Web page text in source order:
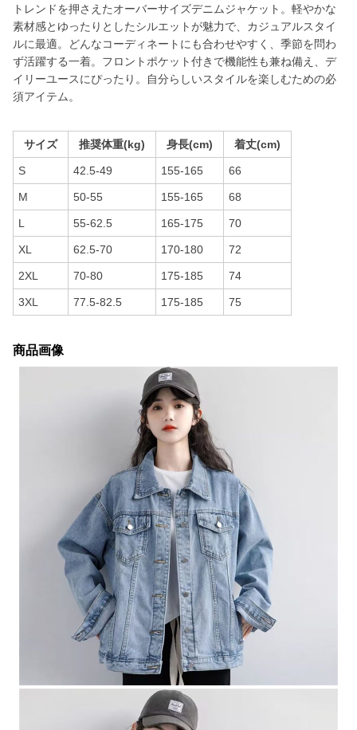
トレンドを押さえたオーバーサイズデニムジャケット。軽やかな
素材感とゆったりとしたシルエットが魅力で、カジュアルスタイ
ルに最適。どんなコーディネートにも合わせやすく、季節を問わ
ず活躍する一着。フロントポケット付きで機能性も兼ね備え、デ
イリーユースにぴったり。自分らしいスタイルを楽しむための必
須アイテム。
サイズ 推奨体重(kg) 身長(cm) 着丈(cm)
S 42.5-49 155-165 66
M 50-55 155-165 68
L 55-62.5 165-175 70
XL 62.5-70 170-180 72
2XL 70-80 175-185 74
3XL 77.5-82.5 175-185 75
商品画像